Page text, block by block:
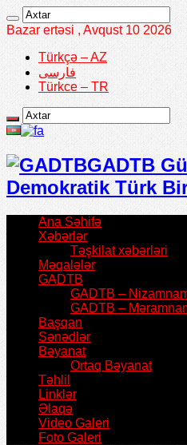
Bazar ertəsi , Avqust 10 2026
Türkçə – AZ
فارسی
Türkce – TR
GADTB
Demokratik Türk
Ana Səhifə
Xəbərlər
Təşkilat xəbərləri
Məqalələr
GADTB
GADTB –
GADTB –
Başqan
Sənədlər
Bəyanat
Ortaq Bəyanat
Təhlil
Linklər
Əlaqə
Video Galeri
Foto Galeri